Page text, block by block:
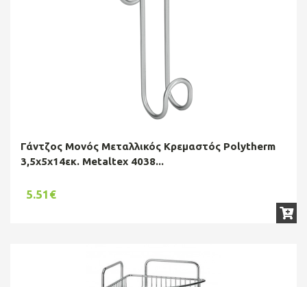
Γάντζος Μονός Μεταλλικός Κρεμαστός Polytherm
3,5x5x14εκ. Metaltex 4038...
5.51€